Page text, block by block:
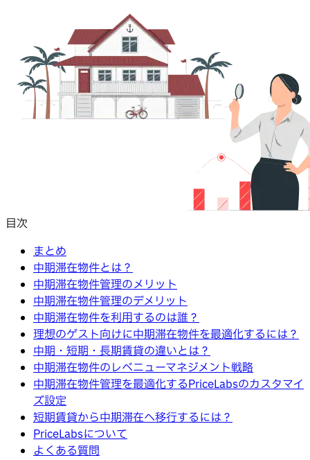
目次
まとめ
中期滞在物件とは？
中期滞在物件管理のメリット
中期滞在物件管理のデメリット
中期滞在物件を利用するのは誰？
理想のゲスト向けに中期滞在物件を最適化するには？
中期・短期・長期賃貸の違いとは？
中期滞在物件のレベニューマネジメント戦略
中期滞在物件管理を最適化するPriceLabsのカスタマイ
ズ設定
短期賃貸から中期滞在へ移行するには？
PriceLabsについて
よくある質問